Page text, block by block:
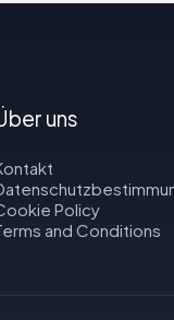
uns
Policy
and Conditions